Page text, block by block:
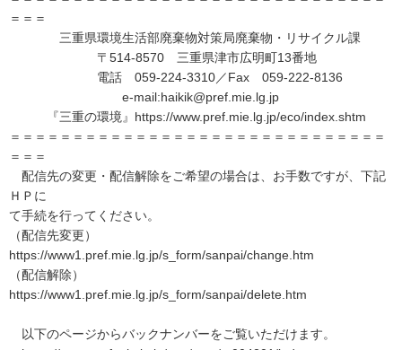
＝＝＝
三重県環境生活部廃棄物対策局廃棄物・リサイクル課
〒514-8570 三重県津市広明町13番地
電話 059-224-3310／Fax 059-222-8136
e-mail:haikik@pref.mie.lg.jp
『三重の環境』https://www.pref.mie.lg.jp/eco/index.shtm
＝＝＝＝＝＝＝＝＝＝＝＝＝＝＝＝＝＝＝＝＝＝＝＝＝＝＝＝＝＝
＝＝＝
配信先の変更・配信解除をご希望の場合は、お手数ですが、下記
ＨＰに
て手続を行ってください。
（配信先変更）
https://www1.pref.mie.lg.jp/s_form/sanpai/change.htm
（配信解除）
https://www1.pref.mie.lg.jp/s_form/sanpai/delete.htm
以下のページからバックナンバーをご覧いただけます。